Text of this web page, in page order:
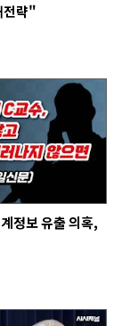
전략"
정보 유출 의혹,